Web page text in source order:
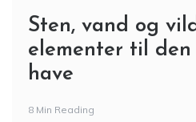
Sten, vand og
elementer til den
have
8 Min Reading